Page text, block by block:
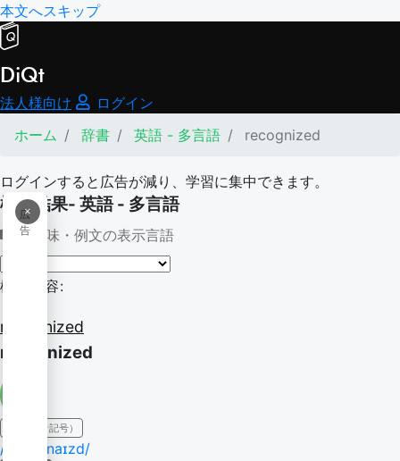
本文へスキップ
DiQt
法人様向け
ログイン
ホーム
辞書 英語 - 多言語 recognized
ログインすると広告が減り、学習に集中できます。
×
広
告
検索結果- 英語 - 多言語
意味・例文の表示言語
検索内容:
recognized
recognized
IPA（発音記号）
/ˈɹɛkəɡnaɪzd/